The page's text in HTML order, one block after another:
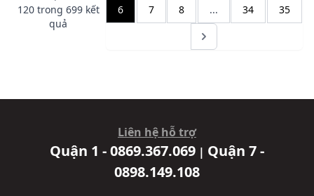
120trong 699kết
quả
6
7 8 ... 34 35
Liên hệ hỗ trợ
Quận 1 - 0869.367.069 | Quận 7 -
0898.149.108